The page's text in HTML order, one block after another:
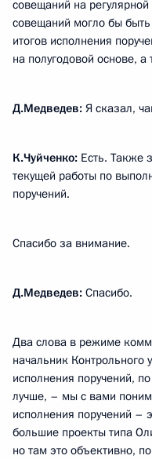
совещаний на
совещаний могло бы
итогов исполнения
на полугодовой основе,
Д.Медведев: Я сказал,
К.Чуйченко: Есть. Также
текущей работы по
поручений.
Спасибо за внимание.
Д.Медведев: Спасибо.
Два слова в режиме
начальник Контрольного
исполнения поручений,
лучше, – мы с вами
исполнения поручений –
большие проекты типа
но там это объективно,